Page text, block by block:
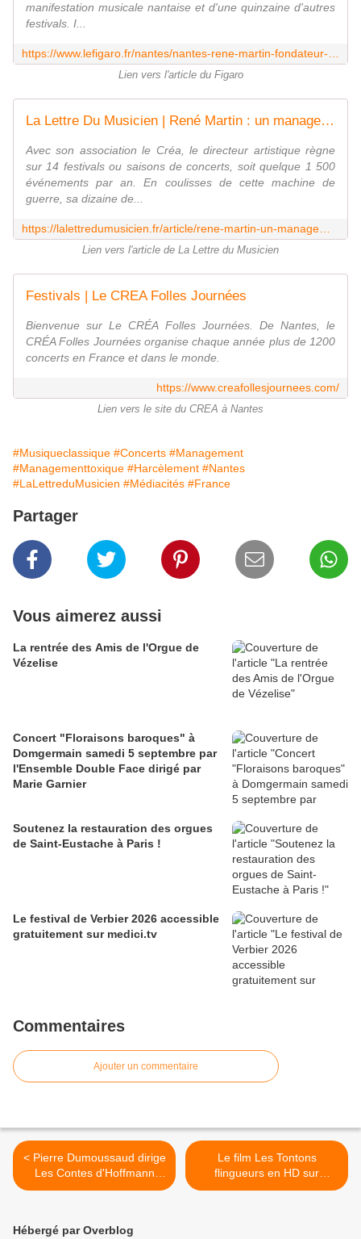
manifestation musicale nantaise et d'une quinzaine d'autres
festivals. I...
Lien vers l'article du Figaro
La Lettre Du Musicien | René Martin : un management entre aura, humiliations et hypersexualisation
Avec son association le Créa, le directeur artistique règne
sur 14 festivals ou saisons de concerts, soit quelque 1 500
événements par an. En coulisses de cette machine de
guerre, sa dizaine de...
Lien vers l'article de La Lettre du Musicien
Festivals | Le CREA Folles Journées
Bienvenue sur Le CRÉA Folles Journées. De Nantes, le
CRÉA Folles Journées organise chaque année plus de 1200
concerts en France et dans le monde.
https://www.creafollesjournees.com/
Lien vers le site du CREA à Nantes
#Musiqueclassique #Concerts #Management
#Managementtoxique #Harcèlement #Nantes
#LaLettreduMusicien #Médiacités #France
Partager
Vous aimerez aussi
La rentrée des Amis de l'Orgue de
Vézelise
Concert "Floraisons baroques" à
Domgermain samedi 5 septembre par
l'Ensemble Double Face dirigé par
Marie Garnier
Soutenez la restauration des orgues
de Saint-Eustache à Paris !
Le festival de Verbier 2026 accessible
gratuitement sur medici.tv
Commentaires
Ajouter un commentaire
< Pierre Dumoussaud dirige
Les Contes d'Hoffmann
d'Offenbach à l'Opéra
Le film Les Tontons
flingueurs en HD sur
youtube >
Hébergé par Overblog